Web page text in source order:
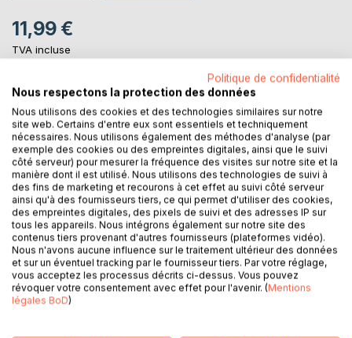
11,99 €
TVA incluse
AJOUTER AU PANIER
Ajouter à ma liste d'envies
Laisser un avis
DESCRIPTION
Politique de confidentialité
Nous respectons la protection des données
Nous utilisons des cookies et des technologies similaires sur notre
site web. Certains d'entre eux sont essentiels et techniquement
nécessaires. Nous utilisons également des méthodes d'analyse (par
exemple des cookies ou des empreintes digitales, ainsi que le suivi
côté serveur) pour mesurer la fréquence des visites sur notre site et la
manière dont il est utilisé. Nous utilisons des technologies de suivi à
des fins de marketing et recourons à cet effet au suivi côté serveur
ainsi qu'à des fournisseurs tiers, ce qui permet d'utiliser des cookies,
des empreintes digitales, des pixels de suivi et des adresses IP sur
tous les appareils. Nous intégrons également sur notre site des
contenus tiers provenant d'autres fournisseurs (plateformes vidéo).
Nous n'avons aucune influence sur le traitement ultérieur des données
et sur un éventuel tracking par le fournisseur tiers. Par votre réglage,
vous acceptez les processus décrits ci-dessus. Vous pouvez
révoquer votre consentement avec effet pour l'avenir. (Mentions
légales BoD)